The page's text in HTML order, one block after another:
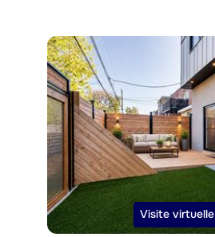
Visite virtuelle